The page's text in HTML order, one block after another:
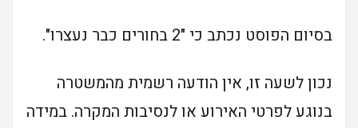
בסיום הפוסט נכתב כי "2 בחורים כבר נעצרו".
נכון לשעה זו, אין הודעה רשמית מהמשטרה
בנוגע לפרטי האירוע או לנסיבות המקרה. במידה